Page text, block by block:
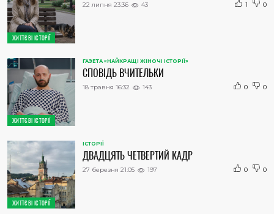
ЖИТТЄВІ ІСТОРІЇ
22 липня 23:36 43 1 0
ЖИТТЄВІ ІСТОРІЇ
ГАЗЕТА «НАЙКРАЩІ ЖІНОЧІ ІСТОРІЇ»
СПОВІДЬ ВЧИТЕЛЬКИ
18 травня 16:32 143 0 0
ЖИТТЄВІ ІСТОРІЇ
ІСТОРІЇ
ДВАДЦЯТЬ ЧЕТВЕРТИЙ КАДР
27 березня 21:05 197 0 0